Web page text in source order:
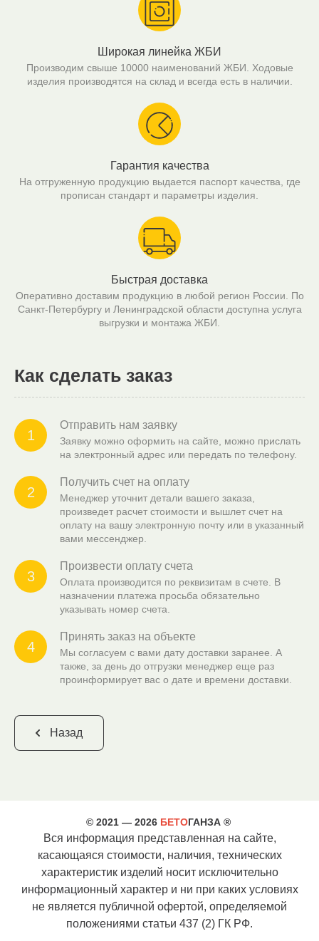
Широкая линейка ЖБИ
Производим свыше 10000 наименований ЖБИ. Ходовые
изделия производятся на склад и всегда есть в наличии.
Гарантия качества
На отгруженную продукцию выдается паспорт качества, где
прописан стандарт и параметры изделия.
Быстрая доставка
Оперативно доставим продукцию в любой регион России. По
Санкт-Петербургу и Ленинградской области доступна услуга
выгрузки и монтажа ЖБИ.
Как сделать заказ
1
Отправить нам заявку
Заявку можно оформить на сайте, можно прислать
на электронный адрес или передать по телефону.
2
Получить счет на оплату
Менеджер уточнит детали вашего заказа,
произведет расчет стоимости и вышлет счет на
оплату на вашу электронную почту или в указанный
вами мессенджер.
3
Произвести оплату счета
Оплата производится по реквизитам в счете. В
назначении платежа просьба обязательно
указывать номер счета.
4
Принять заказ на объекте
Мы согласуем с вами дату доставки заранее. А
также, за день до отгрузки менеджер еще раз
проинформирует вас о дате и времени доставки.
Назад
© 2021 — 2026 БЕТОГАНЗА ®
Вся информация представленная на сайте,
касающаяся стоимости, наличия, технических
характеристик изделий носит исключительно
информационный характер и ни при каких условиях
не является публичной офертой, определяемой
положениями статьи 437 (2) ГК РФ.